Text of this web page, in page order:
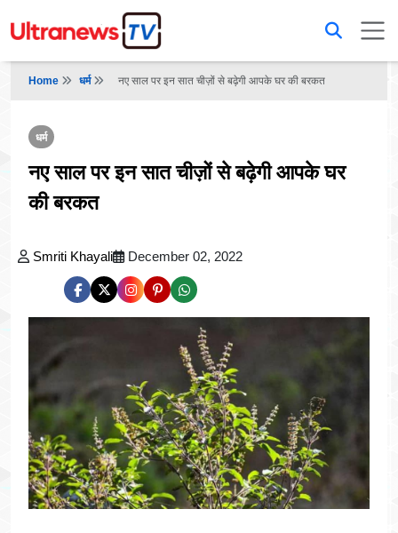
Home धर्म नए साल पर इन सात चीज़ों से बढ़ेगी आपके घर की बरकत
धर्म
नए साल पर इन सात चीज़ों से बढ़ेगी आपके घर
की बरकत
Smriti Khayali December 02, 2022